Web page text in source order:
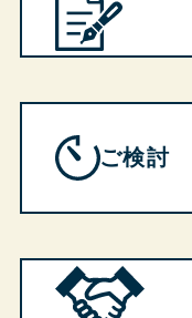
ご検討